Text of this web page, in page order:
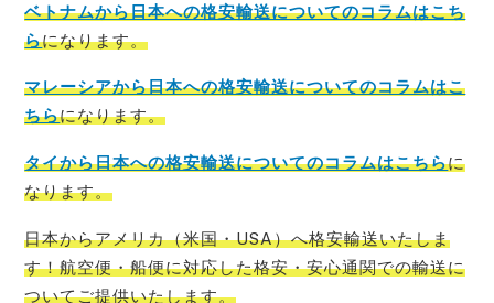
ベトナムから日本への格安輸送についてのコラムはこち
らになります。
マレーシアから日本への格安輸送についてのコラムはこ
ちらになります。
タイから日本への格安輸送についてのコラムはこちらに
なります。
日本からアメリカ（米国・USA）へ格安輸送いたしま
す！航空便・船便に対応した格安・安心通関での輸送に
ついてご提供いたします。